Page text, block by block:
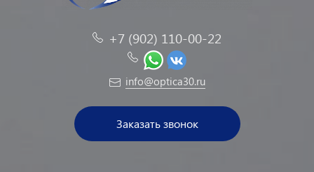
+7 (902) 110-00-22
info@optica30.ru
Заказать звонок